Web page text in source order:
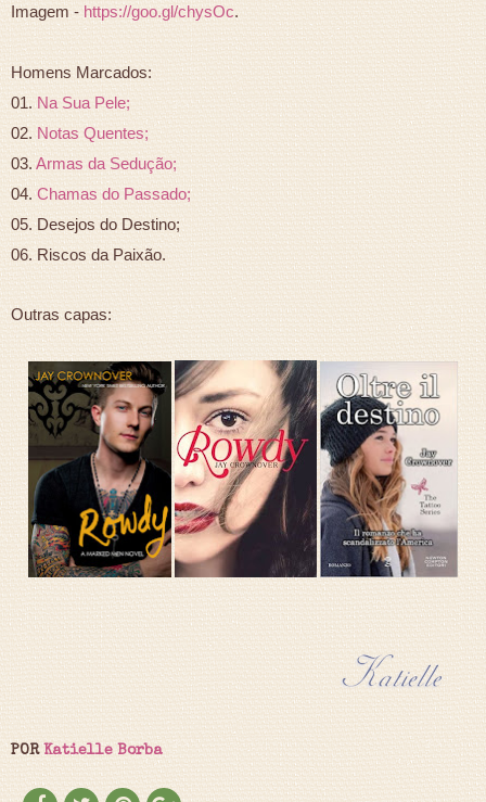
Imagem -https://goo.gl/chysOc.
Homens Marcados:
01.Na Sua Pele;
02. Notas Quentes;
03.Armas da Sedução;
04.Chamas do Passado;
05. Desejos do Destino;
06. Riscos da Paixão.
Outras capas:
PORKatielle Borba